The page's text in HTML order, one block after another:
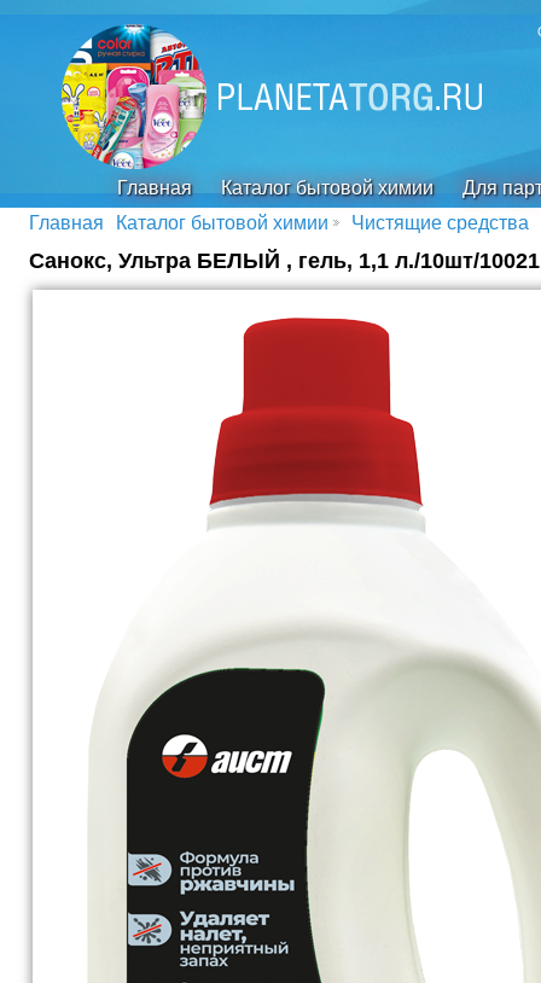
Главная Каталог бытовой химии
Для
Главная
Каталог бытовой химии Чистящие средства
Санокс, Ультра БЕЛЫЙ , гель, 1,1 л./10шт/10021